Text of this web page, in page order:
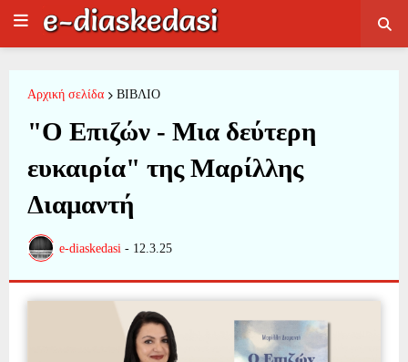
Αρχική σελίδα ΒΙΒΛΙΟ
"Ο Επιζών - Μια δεύτερη
ευκαιρία" της Μαρίλλης
Διαμαντή
e-diaskedasi - 12.3.25